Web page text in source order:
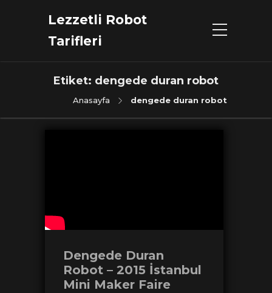
Lezzetli Robot
Tarifleri
Etiket: dengede duran robot
Anasayfa dengede duran robot
Dengede Duran
Robot – 2015 İstanbul
Mini Maker Faire